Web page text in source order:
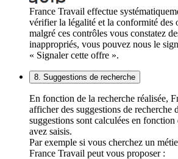
France Travail effectue
vérifier la légalité et la conformité des
malgré ces contrôles vous constatez
inappropriés, vous pouvez nous le
« Signaler cette offre ».
8. Suggestions de recherche
En fonction de la recherche réalisée,
afficher des suggestions de recherche
suggestions sont calculées en fonction
avez saisis.
Par exemple si vous cherchez un
France Travail peut vous proposer :